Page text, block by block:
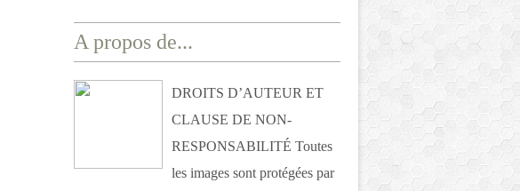
A propos de...
DROITS D’AUTEUR ET
CLAUSE DE NON-
RESPONSABILITÉ Toutes
les images sont protégées par